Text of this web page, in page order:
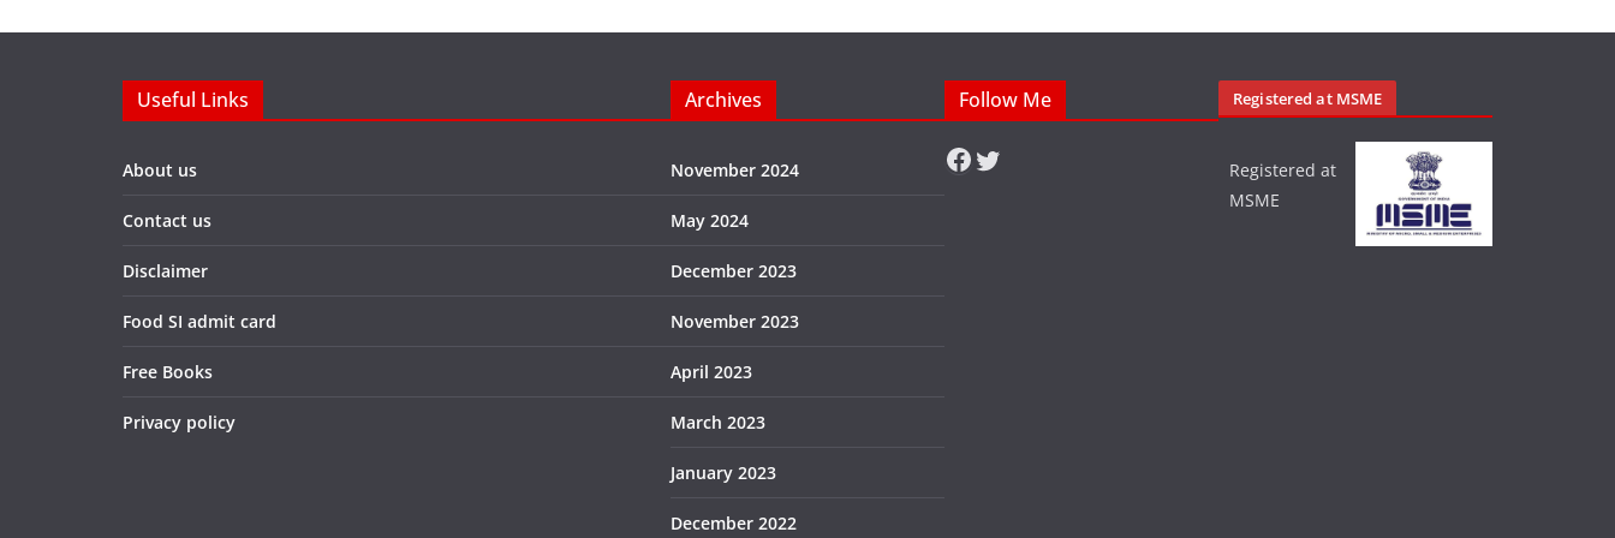
p
o
a
Useful Links
About us
Contact us
Disclaimer
Food SI admit card
Free Books
Privacy policy
Archives
November 2024
May 2024
December 2023
November 2023
April 2023
March 2023
January 2023
December 2022
Follow Me
Facebook
Twitter
Registered at MSME
Registered at
MSME